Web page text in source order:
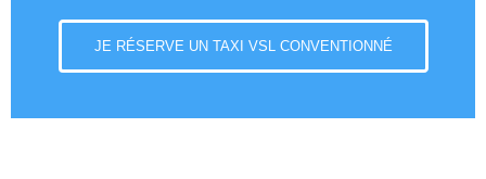
JE RÉSERVE UN TAXI VSL CONVENTIONNÉ